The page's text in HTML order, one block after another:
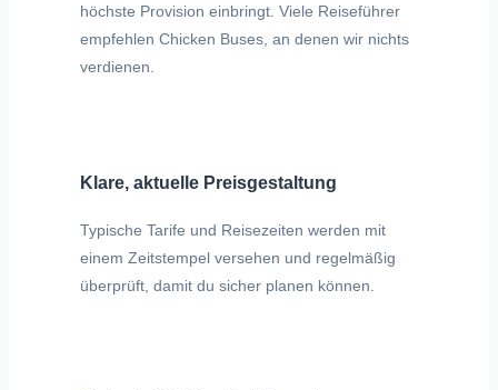
höchste Provision einbringt. Viele Reiseführer
empfehlen Chicken Buses, an denen wir nichts
verdienen.
Klare, aktuelle Preisgestaltung
Typische Tarife und Reisezeiten werden mit
einem Zeitstempel versehen und regelmäßig
überprüft, damit du sicher planen können.